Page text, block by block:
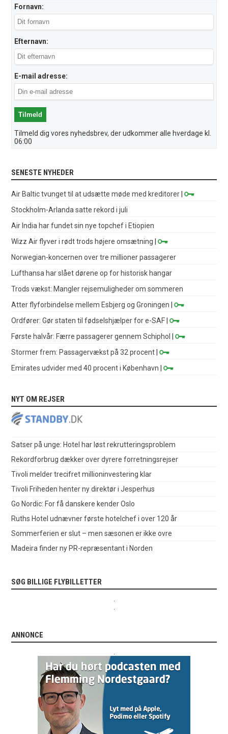
Fornavn:
Efternavn:
E-mail adresse:
Tilmeld dig vores nyhedsbrev, der udkommer alle hverdage kl.
06:00
SENESTE NYHEDER
Air Baltic tvunget til at udsætte møde med kreditorer |
Stockholm-Arlanda satte rekord i juli
Air India har fundet sin nye topchef i Etiopien
Wizz Air flyver i rødt trods højere omsætning |
Norwegian-koncernen over tre millioner passagerer
Lufthansa har slået dørene op for historisk hangar
Trods vækst: Mangler rejsemuligheder om sommeren
Atter flyforbindelse mellem Esbjerg og Groningen |
Ordfører: Gør staten til fødselshjælper for e-SAF |
Første halvår: Færre passagerer gennem Schiphol
|
Stormer frem: Passagervækst på 32 procent |
Emirates udvider med 40 procent i København |
NYT OM REJSER
Satser på unge: Hotel har løst rekrutteringsproblem
Rekordforbrug dækker over dyrere forretningsrejser
Tivoli melder trecifret millioninvestering klar
Tivoli Friheden henter ny direktør i Jesperhus
Go Nordic: For få danskere kender Oslo
Ruths Hotel udnævner første hotelchef i over 120 år
Sommerferien er slut – men sæsonen er ikke ovre
Madeira finder ny PR-repræsentant i Norden
SØG BILLIGE FLYBILLETTER
ANNONCE